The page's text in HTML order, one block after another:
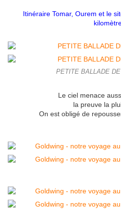
Itinéraire Tomar, Ourem et le
PETITE BALLADE
Le ciel menace
la preuve la
On est obligé de